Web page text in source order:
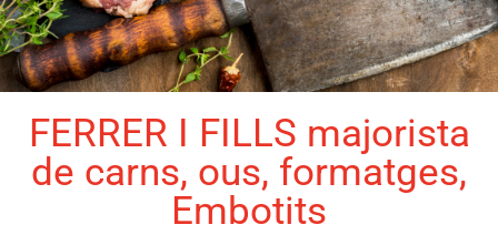
FERRER I FILLS majorista
de carns, ous, formatges,
Embotits